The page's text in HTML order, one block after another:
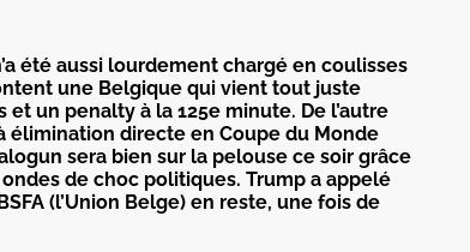
été aussi lourdement chargé en coulisses
une Belgique qui vient tout juste
un penalty à la 125e minute. De l’autre
directe en Coupe du Monde
sera bien sur la pelouse ce soir grâce
de choc politiques. Trump a appelé
(l’Union Belge) en reste, une fois de